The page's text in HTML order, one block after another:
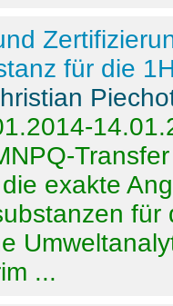
für die
Transfer
exakte
...